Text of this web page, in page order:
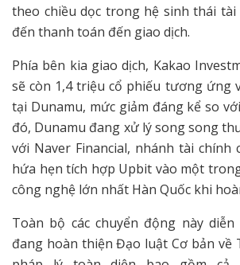
theo chiều dọc trong hệ sinh thái
đến thanh toán đến giao dịch.
Phía bên kia giao dịch, Kakao
sẽ còn 1,4 triệu cổ phiếu tương ứng
tại Dunamu, mức giảm đáng kể so
đó, Dunamu đang xử lý song song
với Naver Financial, nhánh tài chính
hứa hẹn tích hợp Upbit vào một
công nghệ lớn nhất Hàn Quốc khi
Toàn bộ các chuyển động này
đang hoàn thiện Đạo luật Cơ bản về